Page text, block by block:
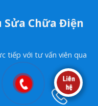
Sửa Chữa Điện
tiếp với tư vấn viên qua